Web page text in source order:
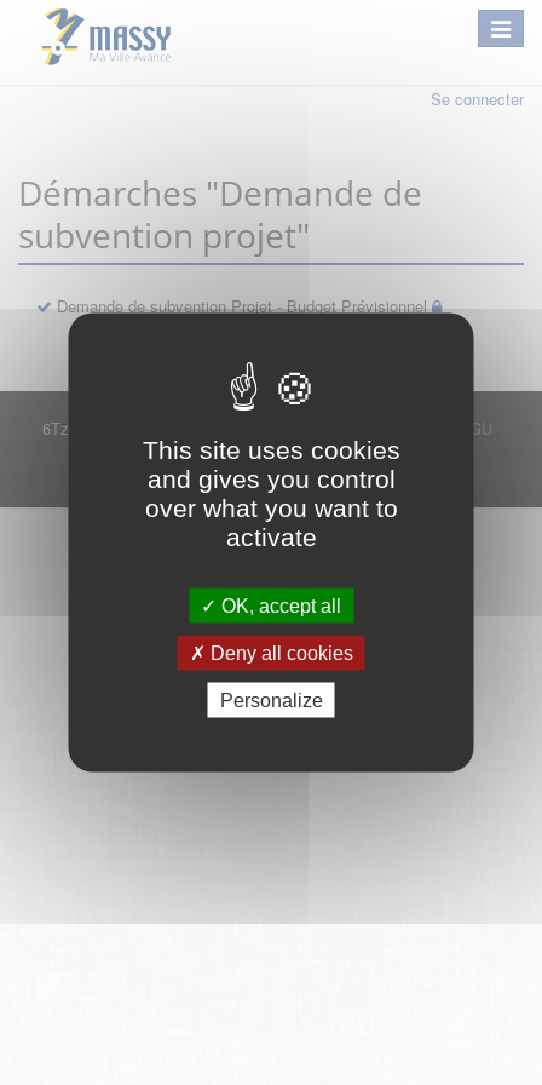
Se connecter
Démarches "Demande de
subvention projet"
Demande de subvention Projet - Budget Prévisionnel
6Tzen ©2015 - Tous droits réservés
CGU
Plan du site
FAQ
Contact
Ce service est proposé par6Tzen
This site uses cookies
and gives you control
over what you want to
activate
OK, accept all
Deny all cookies
Personalize